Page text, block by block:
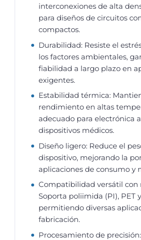
interconexiones de alta
para diseños de circuitos
compactos.
Durabilidad: Resiste el
los factores ambientales,
fiabilidad a largo plazo en
exigentes.
Estabilidad térmica:
rendimiento en altas
adecuado para electrónica
dispositivos médicos.
Diseño ligero: Reduce el
dispositivo, mejorando la
aplicaciones de consumo y
Compatibilidad versátil con
Soporta poliimida (PI), PET
permitiendo diversas
fabricación.
Procesamiento de